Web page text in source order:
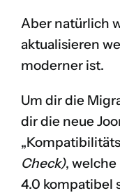
Aber natürlich
aktualisieren
moderner ist.
Um dir die
dir die neue
„
Check),
4.0 kompatibel